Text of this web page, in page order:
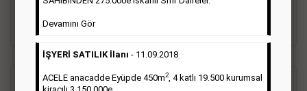
Detaylı Bilgi & İlan Örnekleri
Vasıta İlanı
Devamını Gör
İŞYERİ SATILIK İlanı - 11.09.2018
ACELE anacadde Eyüpde 450m2, 4 katlı 19.500 kurumsal